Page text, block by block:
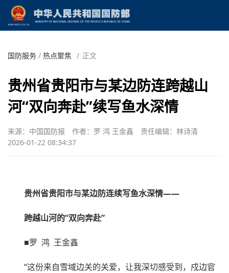
国防服务 / 热点聚焦 / 正文
贵州省贵阳市与某边防连跨越山
河“双向奔赴”续写鱼水深情
来源：中国国防报 作者：罗 鸿 王金鑫
责任编辑：林诗清
2026-01-22 08:34:37
贵州省贵阳市与某边防连续写鱼水深情——
跨越山河的“双向奔赴”
■罗 鸿 王金鑫
“这份来自雪域边关的关爱，让我深切感受到，戍边官